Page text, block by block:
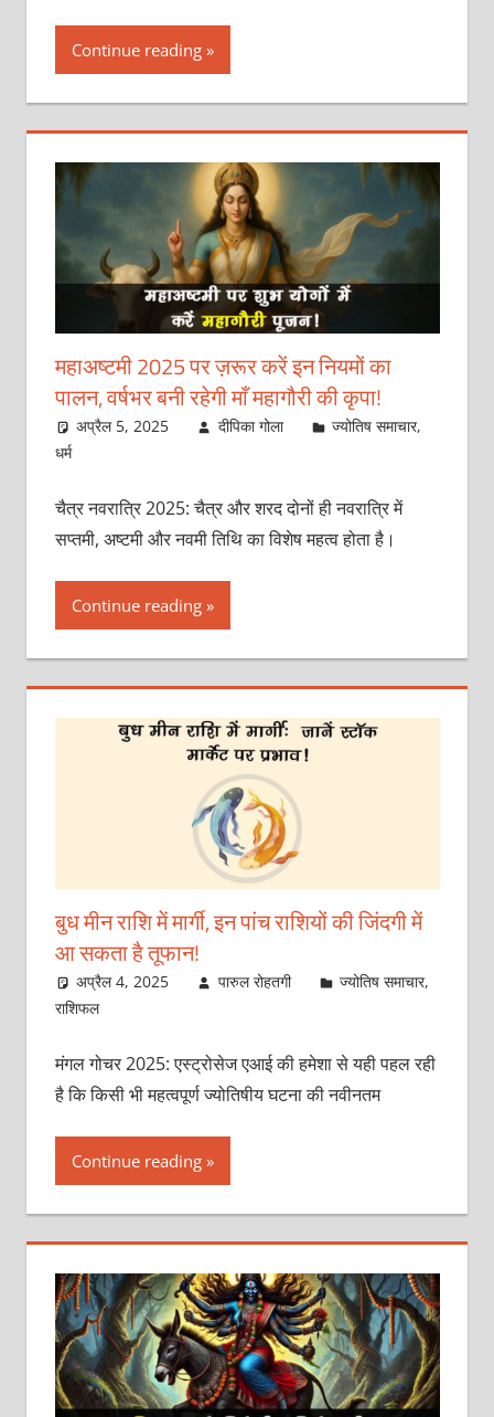
Continue reading
महाअष्टमी 2025 पर ज़रूर करें इन नियमों का
पालन, वर्षभर बनी रहेगी माँ महागौरी की कृपा!
अप्रैल 5, 2025 दीपिका गोला ज्योतिष समाचार,
धर्म
चैत्र नवरात्रि 2025: चैत्र और शरद दोनों ही नवरात्रि में
सप्तमी, अष्टमी और नवमी तिथि का विशेष महत्व होता है।
Continue reading
बुध मीन राशि में मार्गी, इन पांच राशियों की जिंदगी में
आ सकता है तूफान!
अप्रैल 4, 2025 पारुल रोहतगी ज्योतिष समाचार,
राशिफल
मंगल गोचर 2025: एस्ट्रोसेज एआई की हमेशा से यही पहल रही
है कि किसी भी महत्वपूर्ण ज्योतिषीय घटना की नवीनतम
Continue reading